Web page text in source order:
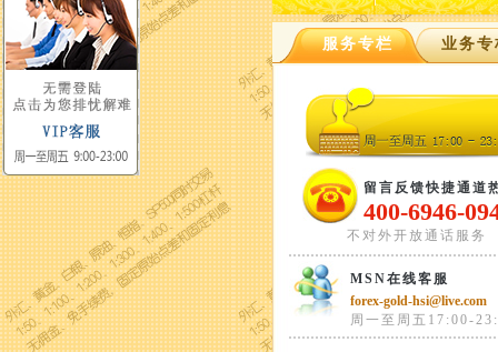
服务专栏 业务专
留言反馈快捷通道
400-6946-
不对外开放通话服务
MSN在线客服
forex-gold-hsi@live.com
周一至周五17:00-